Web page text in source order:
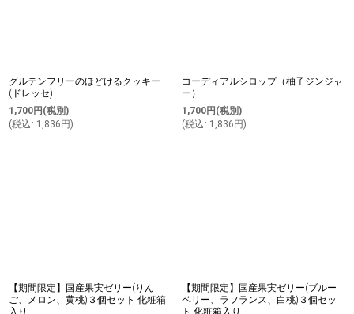
グルテンフリーのほどけるクッキー
(ドレッセ)
1,700円 (税別)
(税込 : 1,836 円)
コーディアルシロップ（柚子ジンジャ
ー）
1,700円 (税別)
(税込 : 1,836 円)
【期間限定】国産果実ゼリー(りん
ご、メロン、黄桃)３個セット 化粧箱
入り
【期間限定】国産果実ゼリー(ブルー
ベリー、ラフランス、白桃)３個セッ
ト 化粧箱入り